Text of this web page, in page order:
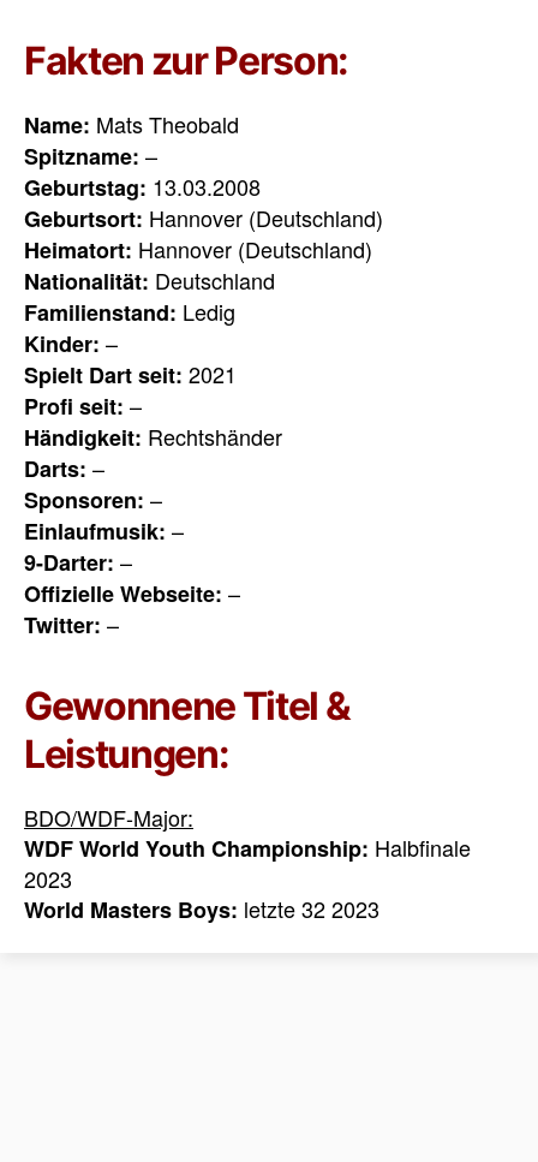
Fakten zur Person:
Name: Mats Theobald
Spitzname: –
Geburtstag: 13.03.2008
Geburtsort: Hannover (Deutschland)
Heimatort: Hannover (Deutschland)
Nationalität: Deutschland
Familienstand: Ledig
Kinder: –
Spielt Dart seit: 2021
Profi seit: –
Händigkeit: Rechtshänder
Darts: –
Sponsoren: –
Einlaufmusik: –
9-Darter: –
Offizielle Webseite: –
Twitter: –
Gewonnene Titel &
Leistungen:
BDO/WDF-Major:
WDF World Youth Championship: Halbfinale
2023
World Masters Boys: letzte 32 2023